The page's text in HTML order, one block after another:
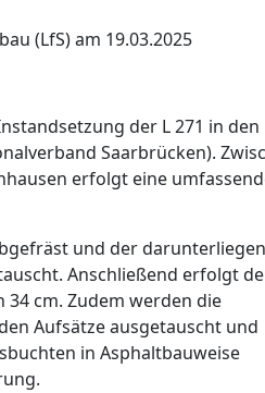
(LfS) am 19.03.2025
der L 271 in den
Saarbrücken).
erfolgt eine
und der
Anschließend erfolgt
cm. Zudem werden die
Aufsätze ausgetauscht und
in Asphaltbauweise